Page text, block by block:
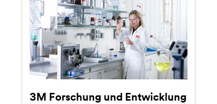
3M Forschung und Entwicklung